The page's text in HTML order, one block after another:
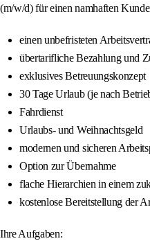
(m/w/d) für einen namhaften
einen unbefristeten
übertarifliche Bezahlung und
exklusives Betreuungskonzept
30 Tage Urlaub (je nach
Fahrdienst
Urlaubs- und Weihnachtsgeld
modernen und sicheren
Option zur Übernahme
flache Hierarchien in einem
kostenlose Bereitstellung der
Ihre Aufgaben: